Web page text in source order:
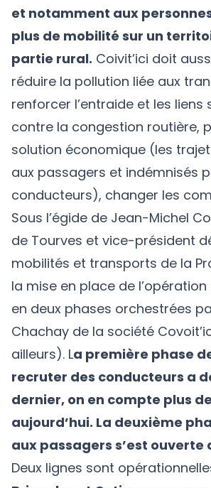
et notamment aux
plus de mobilité sur un
partie rural. Coivit’ici doit
réduire la pollution liée aux
renforcer l’entraide et les liens
contre la congestion routière,
solution économique (les
aux passagers et indémnisés
conducteurs), changer les
Sous l’égide de Jean-Michel
de Tourves et vice-président
mobilités et transports de la
la mise en place de l’opération
en deux phases orchestrées
Chachay de la société
ailleurs). La première phase
recruter des conducteurs a
dernier, on en compte plus
aujourd’hui. La deuxième
aux passagers s’est ouverte
Deux lignes sont